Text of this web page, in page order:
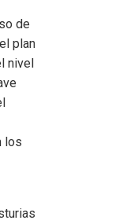
de
plan
nivel
los